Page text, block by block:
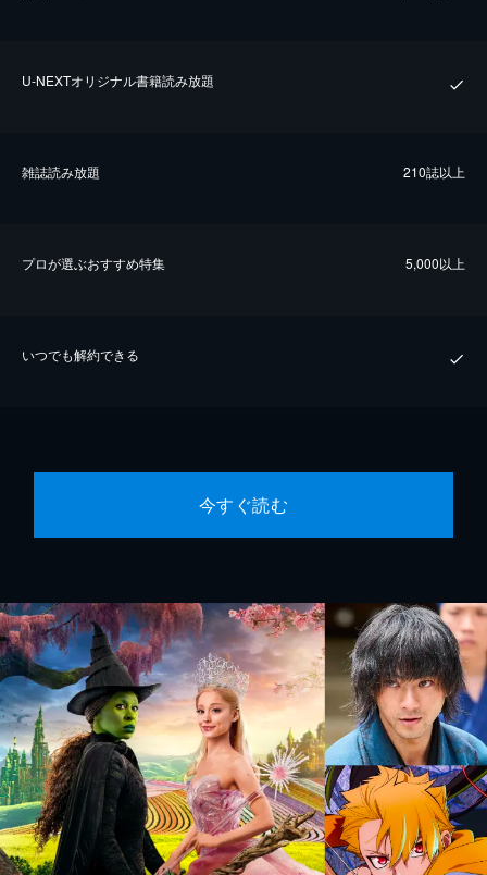
U-NEXTオリジナル書籍読み放題
雑誌読み放題 210誌以上
プロが選ぶおすすめ特集 5,000以上
いつでも解約できる
今すぐ読む